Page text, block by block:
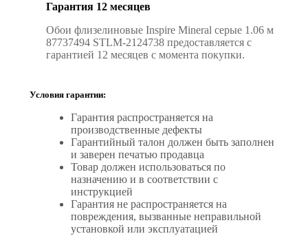
Гарантия 12 месяцев
Обои флизелиновые Inspire Mineral серые 1.06 м
87737494 STLM-2124738 предоставляется с
гарантией 12 месяцев с момента покупки.
Условия гарантии:
Гарантия распространяется на
производственные дефекты
Гарантийный талон должен быть заполнен
и заверен печатью продавца
Товар должен использоваться по
назначению и в соответствии с
инструкцией
Гарантия не распространяется на
повреждения, вызванные неправильной
установкой или эксплуатацией